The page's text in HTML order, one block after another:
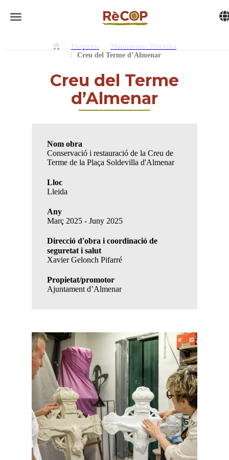
Toggle navigation
Projectes
Monuments Històrics
Creu del Terme d’Almenar
Creu del Terme
d’Almenar
Nom obra
Conservació i restauració de la Creu de
Terme de la Plaça Soldevilla d'Almenar
Lloc
Lleida
Any
Març 2025 - Juny 2025
Direcció d'obra i coordinació de
seguretat i salut
Xavier Gelonch Pifarré
Propietat/promotor
Ajuntament d’Almenar